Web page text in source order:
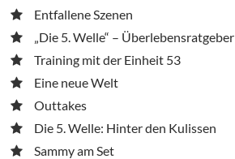
Entfallene Szenen
„Die 5. Welle“ – Überlebensratgeber
Training mit der Einheit 53
Eine neue Welt
Outtakes
Die 5. Welle: Hinter den Kulissen
Sammy am Set